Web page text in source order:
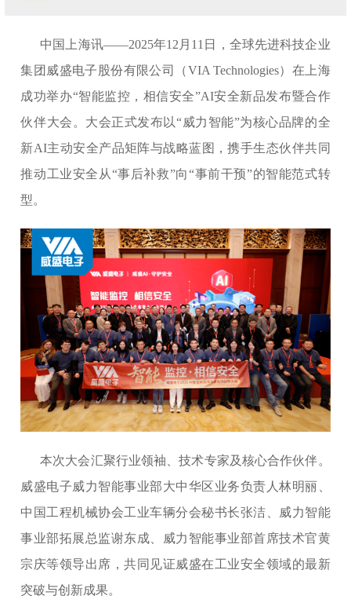
中国上海讯——2025年12月11日，全球先进科技企业
集团威盛电子股份有限公司（VIA Technologies）在上海
成功举办“智能监控，相信安全”AI安全新品发布暨合作
伙伴大会。大会正式发布以“威力智能”为核心品牌的全
新AI主动安全产品矩阵与战略蓝图，携手生态伙伴共同
推动工业安全从“事后补救”向“事前干预”的智能范式转
型。
本次大会汇聚行业领袖、技术专家及核心合作伙伴。
威盛电子威力智能事业部大中华区业务负责人林明丽、
中国工程机械协会工业车辆分会秘书长张洁、威力智能
事业部拓展总监谢东成、威力智能事业部首席技术官黄
宗庆等领导出席，共同见证威盛在工业安全领域的最新
突破与创新成果。